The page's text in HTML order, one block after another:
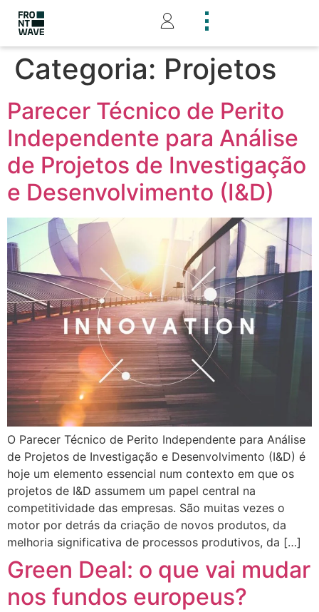
Categoria: Projetos
Parecer Técnico de Perito
Independente para Análise
de Projetos de Investigação
e Desenvolvimento (I&D)
O Parecer Técnico de Perito Independente para Análise
de Projetos de Investigação e Desenvolvimento (I&D) é
hoje um elemento essencial num contexto em que os
projetos de I&D assumem um papel central na
competitividade das empresas. São muitas vezes o
motor por detrás da criação de novos produtos, da
melhoria significativa de processos produtivos, da […]
Green Deal: o que vai mudar
nos fundos europeus?